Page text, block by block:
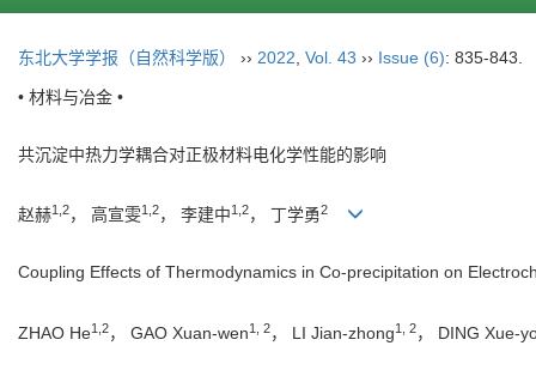
东北大学学报（自然科学版） ›› 2022 Vol. 43 ›› Issue (6): 835-843.
• 材料与冶金 •
共沉淀中热力学耦合对正极材料电化学性能的影响
赵赫1,2， 高宣雯1,2， 李建中1,2， 丁学勇2
Coupling Effects of Thermodynamics in Co-precipitation on
ZHAO He1,2， GAO Xuan-wen1, 2， LI Jian-zhong1, 2， DING Xue-